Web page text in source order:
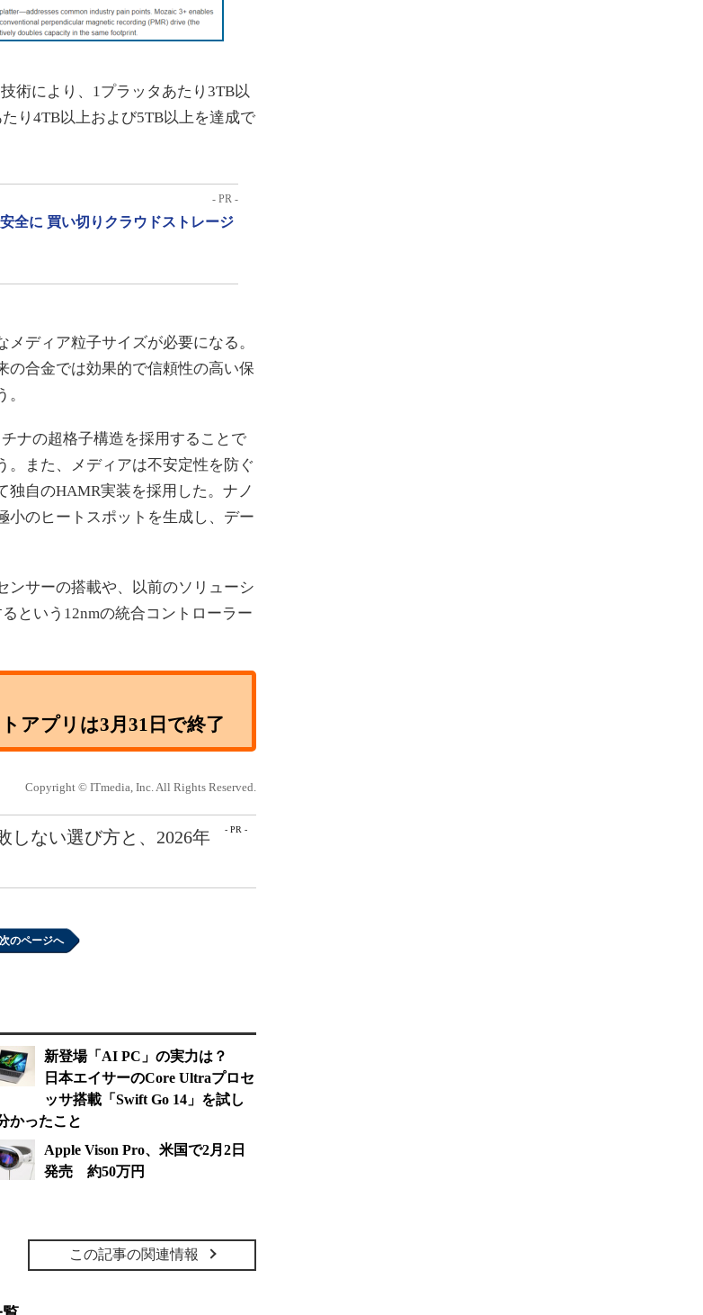
術により、1プラッタあたり3TB以
り4TB以上および5TB以上を達成で
- PR -
全に 買い切りクラウドストレージ
ディア粒子サイズが必要になる。
の合金では効果的で信頼性の高い保
ナの超格子構造を採用することで
。また、メディアは不安定性を防ぐ
独自のHAMR実装を採用した。ナノ
小のヒートスポットを生成し、デー
サーの搭載や、以前のソリューシ
という12nmの統合コントローラー
アプリは3月31日で終了
Copyright © ITmedia, Inc. All Rights Reserved.
- PR -
しない選び方と、2026年
次のページへ
新登場「AI PC」の実力は？
日本エイサーのCore Ultraプロセ
ッサ搭載「Swift Go 14」を試し
かったこと
Apple Vison Pro、米国で2月2日
発売 約50万円
この記事の関連情報